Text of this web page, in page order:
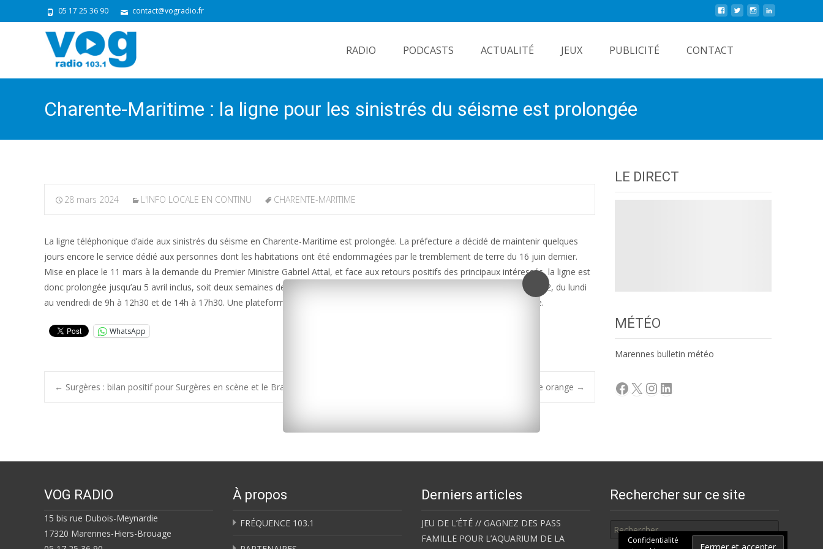
05 17 25 36 90 contact@vogradio.fr
RADIO PODCASTS ACTUALITÉ JEUX PUBLICITÉ CONTACT
Charente-Maritime : la ligne pour les sinistrés du séisme est prolongée
28 mars 2024 L'INFO LOCALE EN CONTINU CHARENTE-MARITIME
La ligne téléphonique d’aide aux sinistrés du séisme en Charente-Maritime est prolongée. La préfecture a décidé de maintenir quelques
jours encore le service dédié aux personnes dont les habitations ont été endommagées par le tremblement de terre du 16 juin dernier.
Mise en place le 11 mars à la demande du Premier Ministre Gabriel Attal, et face aux retours positifs des principaux intéressés, la ligne est
donc prolongée jusqu’au 5 avril inclus, soit deux semaines de plus. Les personnes concernées peuvent appeler le 05 46 27 43 02, du lundi
au vendredi de 9h à 12h30 et de 14h à 17h30. Une plateforme numérique est également accessible sur le site de la préfecture.
WhatsApp
Post
← Surgères : bilan positif pour Surgères en scène et le Brass festival Tempête Nelson : la Charente-Maritime en vigilance orange →
LE DIRECT
MÉTÉO
Marennes bulletin météo
Facebook
X Instagram
LinkedIn
VOG RADIO
15 bis rue Dubois-Meynardie
17320 Marennes-Hiers-Brouage
À propos
FRÉQUENCE 103.1
Derniers articles
JEU DE L’ÉTÉ // GAGNEZ DES PASS
FAMILLE POUR L’AQUARIUM DE LA
Rechercher sur ce site
Confidentialité